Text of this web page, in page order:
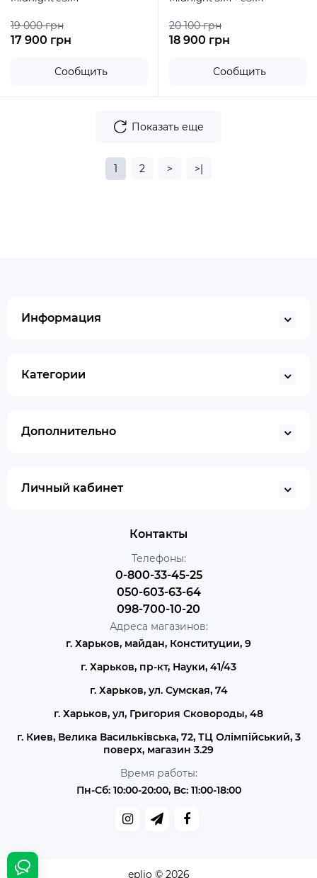
19 000 грн
17 900 грн
Сообщить
20 100 грн
18 900 грн
Сообщить
Показать еще
1 2 > >|
Информация
Категории
Дополнительно
Личный кабинет
Контакты
Телефоны:
0-800-33-45-25
050-603-63-64
098-700-10-20
Адреса магазинов:
г. Харьков, майдан, Конституции, 9
г. Харьков, пр-кт, Науки, 41/43
г. Харьков, ул. Сумская, 74
г. Харьков, ул, Григория Сковороды, 48
г. Киев, Велика Васильківська, 72, ТЦ Олімпійський, 3
поверх, магазин 3.29
Время работы:
Пн-Сб: 10:00-20:00, Вс: 11:00-18:00
eplio © 2026